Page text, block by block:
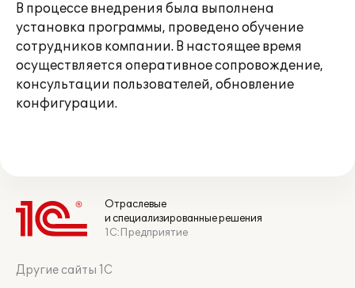
В процессе внедрения была выполнена
установка программы, проведено обучение
сотрудников компании. В настоящее время
осуществляется оперативное сопровождение,
консультации пользователей, обновление
конфигурации.
Отраслевые
и специализированные решения
1С:Предприятие
Другие сайты 1С